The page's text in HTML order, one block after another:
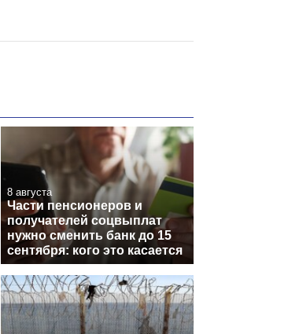
8 августа
Части пенсионеров и
получателей соцвыплат
нужно сменить банк до 15
сентября: кого это касается